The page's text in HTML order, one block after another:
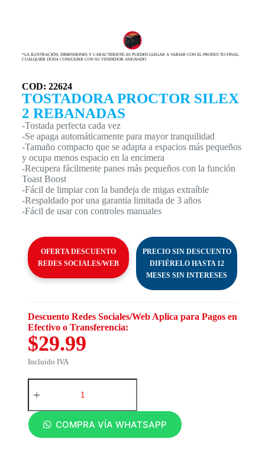
*LA ILUSTRACIÓN, DIMENSIONES Y CARACTERISTICAS PUEDEN LLEGAR A VARIAR CON EL PRODUCTO FINAL,
CUALQUIER DUDA CONSULTAR CON SU VENDEDOR ASIGNADO
COD: 22624
TOSTADORA PROCTOR SILEX
2 REBANADAS
-Tostada perfecta cada vez
-Se apaga automáticamente para mayor tranquilidad
-Tamaño compacto que se adapta a espacios más pequeños
y ocupa menos espacio en la encimera
-Recupera fácilmente panes más pequeños con la función
Toast Boost
-Fácil de limpiar con la bandeja de migas extraíble
-Respaldado por una garantia limitada de 3 años
-Fácil de usar con controles manuales
OFERTA DESCUENTO
REDES SOCIALES/WEB
PRECIO SIN DESCUENTO
DIFIÉRELO HASTA 12
MESES SIN INTERESES
Descuento Redes Sociales/Web Aplica para Pagos en
Efectivo o Transferencia:
$29.99
Incluido IVA
COMPRA VÍA WHATSAPP